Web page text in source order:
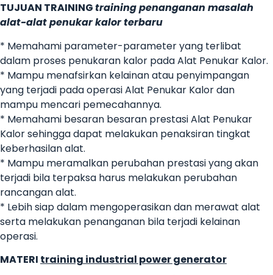
TUJUAN TRAININGtraining penanganan masalah
alat-alat penukar kalor terbaru
* Memahami parameter-parameter yang terlibat
dalam proses penukaran kalor pada Alat Penukar Kalor.
* Mampu menafsirkan kelainan atau penyimpangan
yang terjadi pada operasi Alat Penukar Kalor dan
mampu mencari pemecahannya.
* Memahami besaran besaran prestasi Alat Penukar
Kalor sehingga dapat melakukan penaksiran tingkat
keberhasilan alat.
* Mampu meramalkan perubahan prestasi yang akan
terjadi bila terpaksa harus melakukan perubahan
rancangan alat.
* Lebih siap dalam mengoperasikan dan merawat alat
serta melakukan penanganan bila terjadi kelainan
operasi.
MATERI training industrial power generator